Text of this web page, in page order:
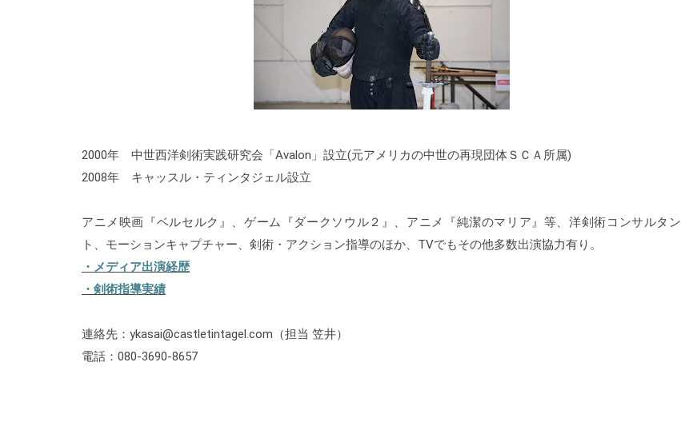
2000年 中世西洋剣術実践研究会「Avalon」設立(元アメリカの中世の再現団体ＳＣＡ所属)
2008年 キャッスル・ティンタジェル設立
アニメ映画『ベルセルク』、ゲーム『ダークソウル２』、アニメ『純潔のマリア』等、洋剣術コンサルタン
ト、モーションキャプチャー、剣術・アクション指導のほか、TVでもその他多数出演協力有り。
・メディア出演経歴
・剣術指導実績
連絡先：ykasai@castletintagel.com（担当 笠井）
電話：080-3690-8657